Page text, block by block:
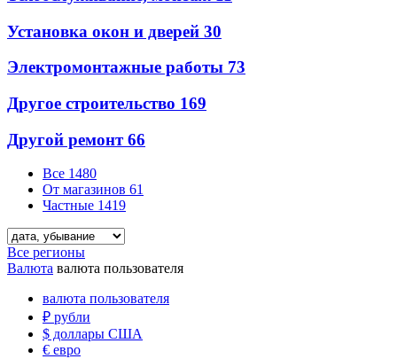
Установка окон и дверей 30
Электромонтажные работы 73
Другое строительство 169
Другой ремонт66
Все 1480
От магазинов 61
Частные 1419
Все регионы
Валюта валюта пользователя
валюта пользователя
₽ рубли
$ доллары США
€ евро